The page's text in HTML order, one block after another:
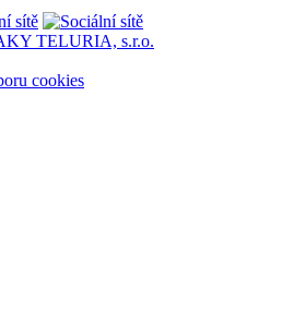
TELURIA, s.r.o.
cookies